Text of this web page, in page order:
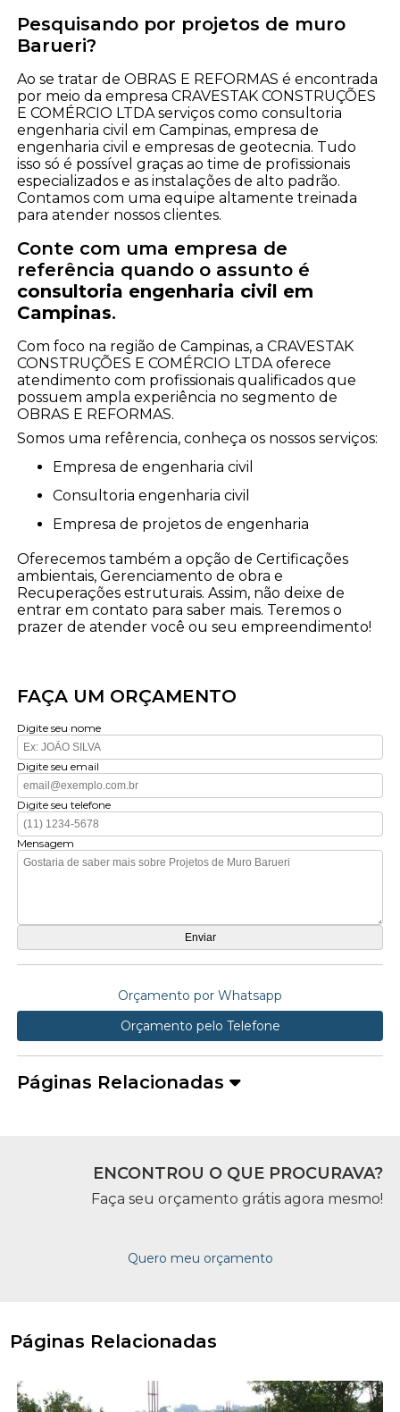
Pesquisando por projetos de muro
Barueri?
Ao se tratar de OBRAS E REFORMAS é encontrada
por meio da empresa CRAVESTAK CONSTRUÇÕES
E COMÉRCIO LTDA serviços como consultoria
engenharia civil em Campinas, empresa de
engenharia civil e empresas de geotecnia. Tudo
isso só é possível graças ao time de profissionais
especializados e as instalações de alto padrão.
Contamos com uma equipe altamente treinada
para atender nossos clientes.
Conte com uma empresa de
referência quando o assunto é
consultoria engenharia civil em
Campinas.
Com foco na região de Campinas, a CRAVESTAK
CONSTRUÇÕES E COMÉRCIO LTDA oferece
atendimento com profissionais qualificados que
possuem ampla experiência no segmento de
OBRAS E REFORMAS.
Somos uma refêrencia, conheça os nossos serviços:
empresa de engenharia civil
consultoria engenharia civil
empresa de projetos de engenharia
Oferecemos também a opção de Certificações
ambientais, Gerenciamento de obra e
Recuperações estruturais. Assim, não deixe de
entrar em contato para saber mais. Teremos o
prazer de atender você ou seu empreendimento!
FAÇA UM ORÇAMENTO
Digite seu nome
Digite seu email
Digite seu telefone
Mensagem
Orçamento por Whatsapp
Orçamento pelo Telefone
Páginas Relacionadas
ENCONTROU O QUE PROCURAVA?
Faça seu orçamento grátis agora mesmo!
Quero meu orçamento
Páginas Relacionadas